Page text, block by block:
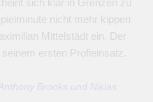
sich klar in Grenzen zu
nicht mehr kippen
Mittelstädt ein. Der
ersten Profieinsatz.
Brooks und Niklas